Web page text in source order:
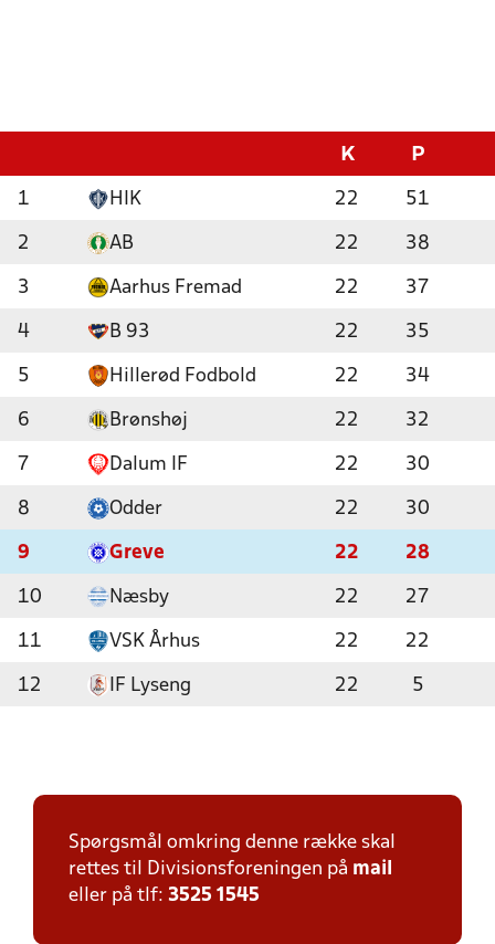
K P
1 HIK 22 51
2 AB 22 38
3 Aarhus Fremad 22 37
4 B 93 22 35
5 Hillerød Fodbold 22 34
6 Brønshøj 22 32
7 Dalum IF 22 30
8 Odder 22 30
9 Greve 22 28
10 Næsby 22 27
11 VSK Århus 22 22
12 IF Lyseng 22 5
Spørgsmål omkring denne række skal
rettes til Divisionsforeningen på mail
eller på tlf: 3525 1545